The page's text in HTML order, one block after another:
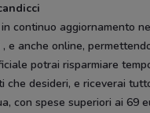
continuo aggiornamento
e anche online,
potrai risparmiare
desideri, e riceverai
con spese superiori ai 69